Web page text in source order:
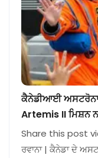
ਕੈਨੇਡੀਆਈ
Artemis II ਮਿਸ਼ਨ
Share this post
ਰਵਾਨਾ | ਕੈਨੇਡਾ ਦੇ